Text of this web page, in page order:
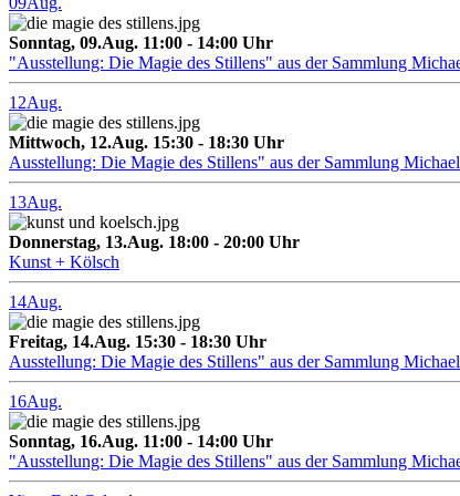
Sonntag, 09.Aug. 11:00 - 14:00 Uhr
"Ausstellung: Die Magie des Stillens" aus der Sammlung
12Aug.
Mittwoch, 12.Aug. 15:30 - 18:30 Uhr
Ausstellung: Die Magie des Stillens" aus der Sammlung
13Aug.
Donnerstag, 13.Aug. 18:00 - 20:00 Uhr
Kunst + Kölsch
14Aug.
Freitag, 14.Aug. 15:30 - 18:30 Uhr
Ausstellung: Die Magie des Stillens" aus der Sammlung
16Aug.
Sonntag, 16.Aug. 11:00 - 14:00 Uhr
"Ausstellung: Die Magie des Stillens" aus der Sammlung